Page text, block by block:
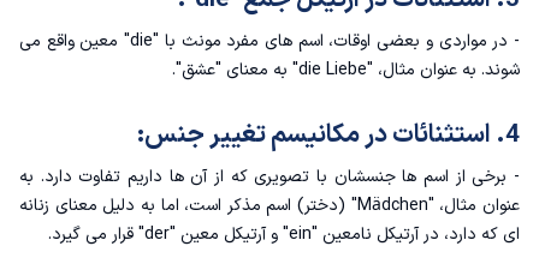
- در مواردی و بعضی اوقات، اسم های مفرد مونث با "die" معین واقع می
شوند. به عنوان مثال، "die Liebe" به معنای "عشق".
4. استثنائات در مکانیسم تغییر جنس:
- برخی از اسم ها جنسشان با تصویری که از آن ها داریم تفاوت دارد. به
عنوان مثال، "Mädchen" (دختر) اسم مذکر است، اما به دلیل معنای زنانه
ای که دارد، در آرتیکل نامعین "ein" و آرتیکل معین "der" قرار می گیرد.